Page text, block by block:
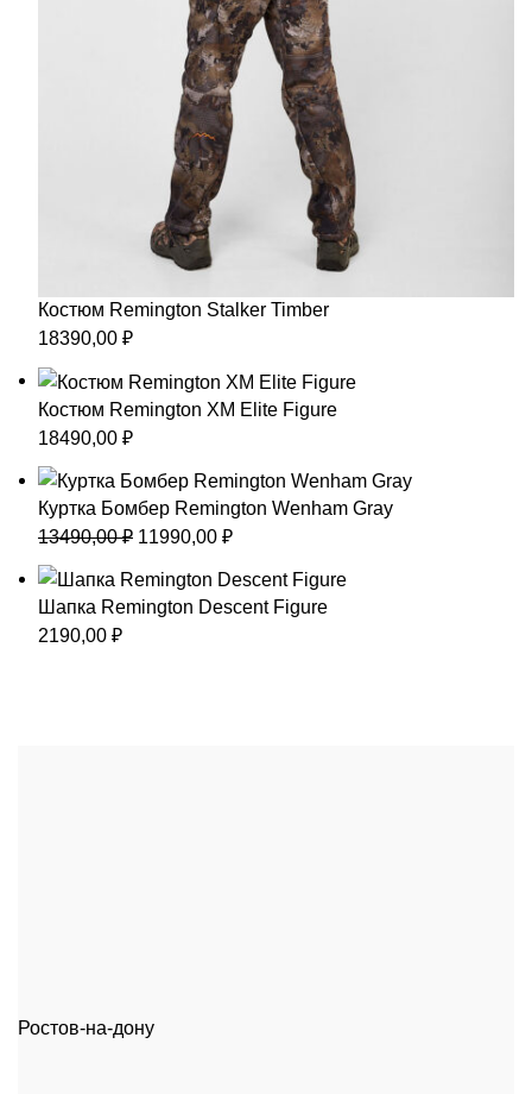
Костюм Remington Stalker Timber
18390,00 ₽
Костюм Remington XM Elite Figure
18490,00 ₽
Куртка Бомбер Remington Wenham Gray
13490,00₽ Первоначальная
составляла
11990,00 ₽Текущая
11990,00 ₽.
Шапка Remington Descent Figure
2190,00 ₽
Ростов-на-дону